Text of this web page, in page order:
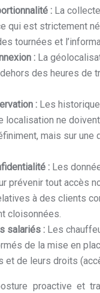
: La
qui est strictement
tournées et
: La
des heures de
: Les
localisation ne
mais sur une
: Les
prévenir tout accès
à des clients
cloisonnées.
salariés : Les
de la mise en
et de leurs droits
proactive et